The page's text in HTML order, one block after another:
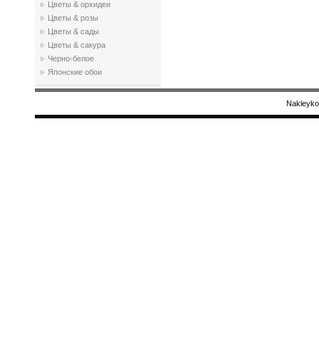
Цветы & орхидеи
Цветы & розы
Цветы & сады
Цветы & сакура
Черно-белое
Японские обои